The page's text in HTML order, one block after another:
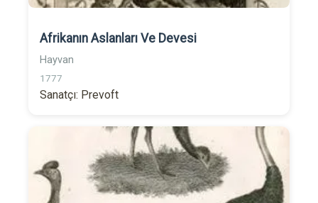
Afrikanın Aslanları Ve Devesi
Hayvan
1777
Sanatçı: Prevoft